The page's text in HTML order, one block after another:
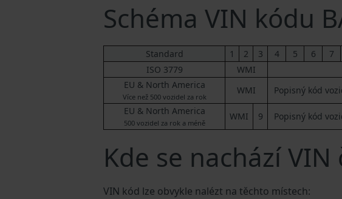
Schéma VIN kódu
Standard 1 2 3 4 5 6 7
ISO 3779
WMI
EU & North America
Více než 500 vozidel za rok
WMI Popisný kód
EU & North America
500 vozidel za rok a méně
WMI 9 Popisný kód
Kde se nachází
VIN kód lze obvykle nalézt na těchto místech: